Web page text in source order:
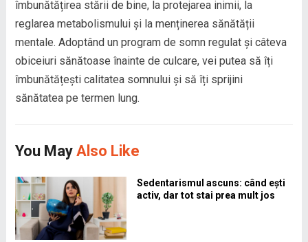
îmbunătățirea stării de bine, la protejarea inimii, la
reglarea metabolismului și la menținerea sănătății
mentale. Adoptând un program de somn regulat și câteva
obiceiuri sănătoase înainte de culcare, vei putea să îți
îmbunătățești calitatea somnului și să îți sprijini
sănătatea pe termen lung.
You May Also Like
Sedentarismul ascuns: când ești
activ, dar tot stai prea mult jos